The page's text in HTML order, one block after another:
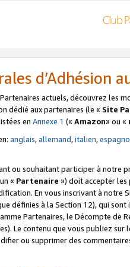
d’Adhésion
actuels, découvrez les
dédié aux partenaires (le « Site
en Annexe 1 (« Amazon» ou «
anglais,allemand,italien,
ou souhaitant participer à notre
« Partenaire ») doit accepter les
En vous inscrivant à notre
définies à la Section 12), qui
Partenaires, le Décompte de
Le contenu que vous publiez
ou supprimer des